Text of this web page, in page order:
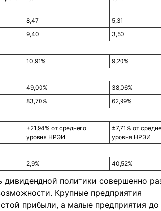
8,47
5,31
9,40
3,50
10,91%
9,20%
49,00%
38,06%
83,70%
62,99%
+21,94% от среднего
уровня НРЭИ
±7,71% от
уровня НРЭИ
2,9% 40,52%
дивидендной политики совершенно
Крупные предприятия
прибыли, а малые предприятия до